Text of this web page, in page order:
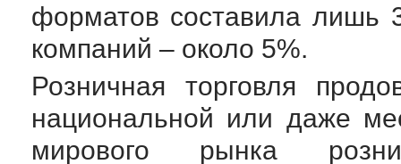
форматов составила лишь
компаний – около 5%.
Розничная торговля
национальной или даже
мирового рынка